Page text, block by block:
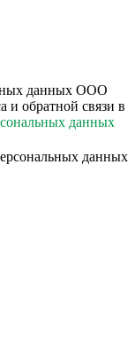
данных ООО
обратной связи в
данных
данных